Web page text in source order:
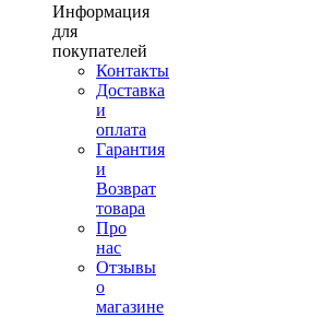
Информация
для
покупателей
Контакты
Доставка
и
оплата
Гарантия
и
Возврат
товара
Про
нас
Отзывы
о
магазине